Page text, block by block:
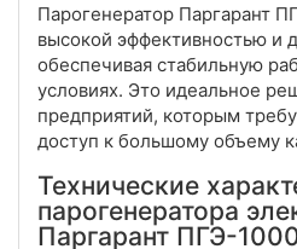
Парогенератор Паргарант
высокой эффективностью и
обеспечивая стабильную
условиях. Это идеальное
предприятий, которым
доступ к большому объему
Технические
парогенератора
Паргарант ПГЭ-